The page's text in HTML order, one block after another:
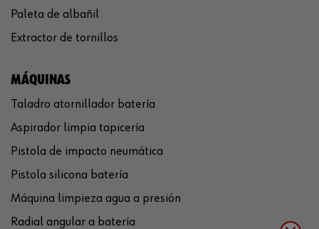
Paleta de albañil
Extractor de tornillos
MÁQUINAS
Taladro atornillador batería
Aspirador limpia tapicería
Pistola de impacto neumática
Pistola silicona batería
Máquina limpieza agua a presión
Radial angular a batería